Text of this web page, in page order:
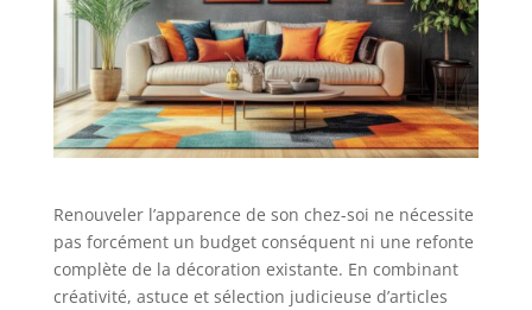
Renouveler l’apparence de son chez-soi ne nécessite
pas forcément un budget conséquent ni une refonte
complète de la décoration existante. En combinant
créativité, astuce et sélection judicieuse d’articles